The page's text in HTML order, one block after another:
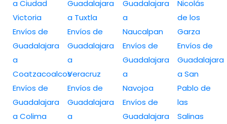
a Ciudad
Victoria
Envíos de
Guadalajara
a
Coatzacoalcos
Envíos de
Guadalajara
a Colima
Guadalajara
a Tuxtla
Envíos de
Guadalajara
a
Veracruz
Envíos de
Guadalajara
a
Guadalajara
a
Naucalpan
Envíos de
Guadalajara
a
Navojoa
Envíos de
Guadalajara
Nicolás
de los
Garza
Envíos de
Guadalajara
a San
Pablo de
las
Salinas